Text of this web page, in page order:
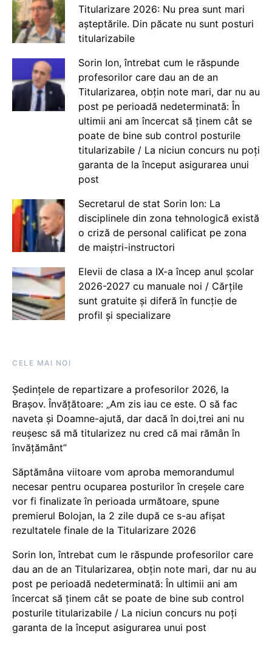
Titularizare 2026: Nu prea sunt mari
așteptările. Din păcate nu sunt posturi
titularizabile
Sorin Ion, întrebat cum le răspunde
profesorilor care dau an de an
Titularizarea, obțin note mari, dar nu au
post pe perioadă nedeterminată: În
ultimii ani am încercat să ținem cât se
poate de bine sub control posturile
titularizabile / La niciun concurs nu poți
garanta de la început asigurarea unui
post
Secretarul de stat Sorin Ion: La
disciplinele din zona tehnologică există
o criză de personal calificat pe zona
de maiștri-instructori
Elevii de clasa a IX-a încep anul școlar
2026-2027 cu manuale noi / Cărțile
sunt gratuite și diferă în funcție de
profil și specializare
CELE MAI NOI
Ședințele de repartizare a profesorilor 2026, la
Brașov. Învățătoare: „Am zis iau ce este. O să fac
naveta și Doamne-ajută, dar dacă în doi,trei ani nu
reușesc să mă titularizez nu cred că mai rămân în
învățământ”
Săptămâna viitoare vom aproba memorandumul
necesar pentru ocuparea posturilor în creșele care
vor fi finalizate în perioada următoare, spune
premierul Bolojan, la 2 zile după ce s-au afișat
rezultatele finale de la Titularizare 2026
Sorin Ion, întrebat cum le răspunde profesorilor care
dau an de an Titularizarea, obțin note mari, dar nu au
post pe perioadă nedeterminată: În ultimii ani am
încercat să ținem cât se poate de bine sub control
posturile titularizabile / La niciun concurs nu poți
garanta de la început asigurarea unui post